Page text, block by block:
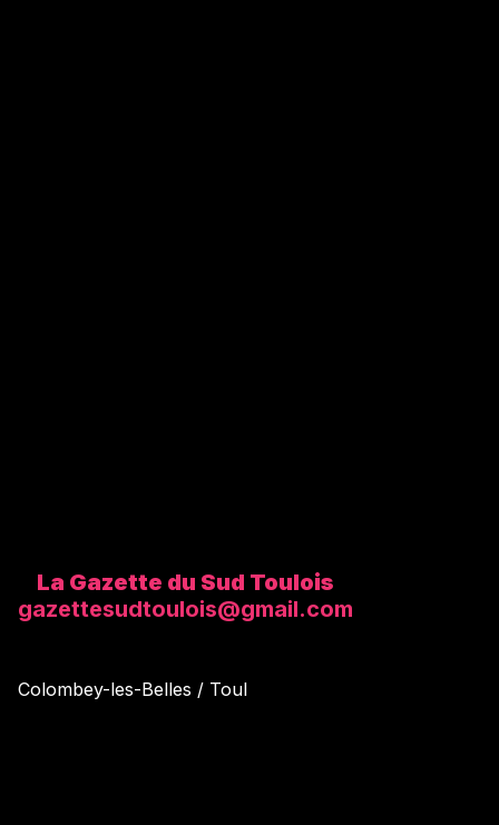
La Gazette du Sud Toulois
gazettesudtoulois@gmail.com
Colombey-les-Belles / Toul